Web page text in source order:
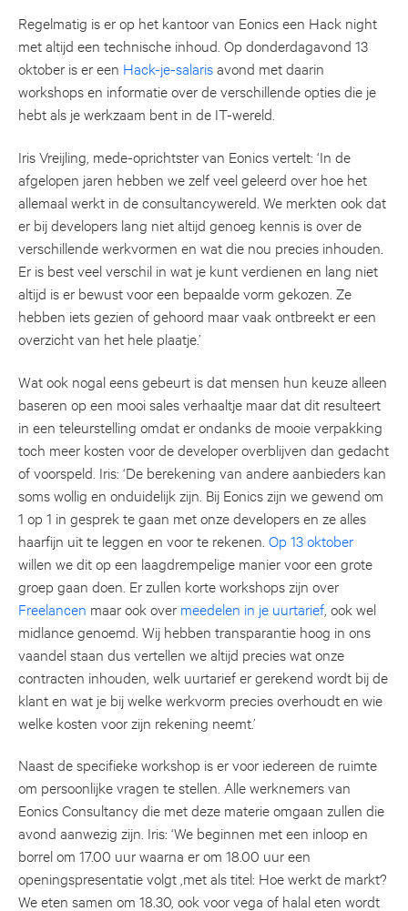
Regelmatig is er op het kantoor van Eonics een Hack night
met altijd een technische inhoud. Op donderdagavond 13
oktober is er een Hack-je-salarisavond met daarin
workshops en informatie over de verschillende opties die je
hebt als je werkzaam bent in de IT-wereld.
Iris Vreijling, mede-oprichtster van Eonics vertelt: ‘In de
afgelopen jaren hebben we zelf veel geleerd over hoe het
allemaal werkt in de consultancywereld. We merkten ook dat
er bij developers lang niet altijd genoeg kennis is over de
verschillende werkvormen en wat die nou precies inhouden.
Er is best veel verschil in wat je kunt verdienen en lang niet
altijd is er bewust voor een bepaalde vorm gekozen. Ze
hebben iets gezien of gehoord maar vaak ontbreekt er een
overzicht van het hele plaatje.’
Wat ook nogal eens gebeurt is dat mensen hun keuze alleen
baseren op een mooi sales verhaaltje maar dat dit resulteert
in een teleurstelling omdat er ondanks de mooie verpakking
toch meer kosten voor de developer overblijven dan gedacht
of voorspeld. Iris: ‘De berekening van andere aanbieders kan
soms wollig en onduidelijk zijn. Bij Eonics zijn we gewend om
1 op 1 in gesprek te gaan met onze developers en ze alles
haarfijn uit te leggen en voor te rekenen. Op 13 oktober
willen we dit op een laagdrempelige manier voor een grote
groep gaan doen. Er zullen korte workshops zijn over
Freelancen maar ook over meedelen in je uurtarief , ook wel
midlance genoemd. Wij hebben transparantie hoog in ons
vaandel staan dus vertellen we altijd precies wat onze
contracten inhouden, welk uurtarief er gerekend wordt bij de
klant en wat je bij welke werkvorm precies overhoudt en wie
welke kosten voor zijn rekening neemt.’
Naast de specifieke workshop is er voor iedereen de ruimte
om persoonlijke vragen te stellen. Alle werknemers van
Eonics Consultancy die met deze materie omgaan zullen die
avond aanwezig zijn. Iris: ‘We beginnen met een inloop en
borrel om 17.00 uur waarna er om 18.00 uur een
openingspresentatie volgt ,met als titel: Hoe werkt de markt?
We eten samen om 18.30, ook voor vega of halal eten wordt